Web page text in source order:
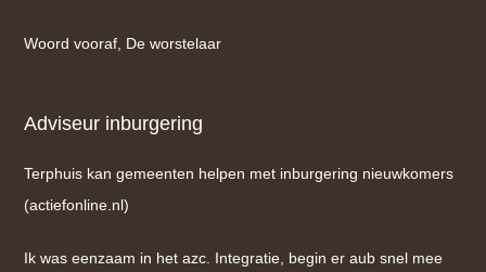
Woord vooraf, De worstelaar
Adviseur inburgering
Terphuis kan gemeenten helpen met inburgering nieuwkomers
(actiefonline.nl)
Ik was eenzaam in het azc. Integratie, begin er aub snel mee